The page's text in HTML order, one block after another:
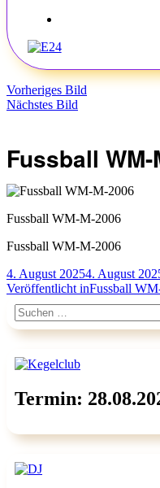
Vorheriges Bild
Nächstes Bild
Fussball WM-
Fussball WM-M-2006
Fussball WM-M-2006
Veröffentlicht
am
4. August 20254. August
Veröffentlicht inFussball
Suchen
nach:
Termin: